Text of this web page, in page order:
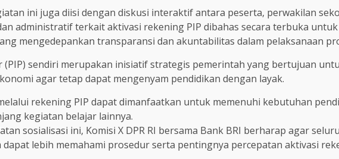
ini juga diisi dengan diskusi interaktif antara peserta, perwakilan
administratif terkait aktivasi rekening PIP dibahas secara terbuka
mengedepankan transparansi dan akuntabilitas dalam pelaksanaan
(PIP) sendiri merupakan inisiatif strategis pemerintah yang bertujuan
agar tetap dapat mengenyam pendidikan dengan layak.
rekening PIP dapat dimanfaatkan untuk memenuhi kebutuhan
kegiatan belajar lainnya.
sosialisasi ini, Komisi X DPR RI bersama Bank BRI berharap agar
lebih memahami prosedur serta pentingnya percepatan aktivasi